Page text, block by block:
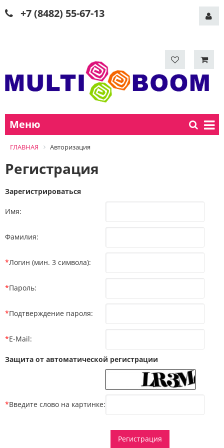
+7 (8482) 55-67-13
Меню
ГЛАВНАЯ Авторизация
Регистрация
Зарегистрироваться
Имя:
Фамилия:
*Логин (мин. 3 символа):
*Пароль:
*Подтверждение пароля:
*E-Mail:
Защита от автоматической регистрации
*Введите слово на картинке: